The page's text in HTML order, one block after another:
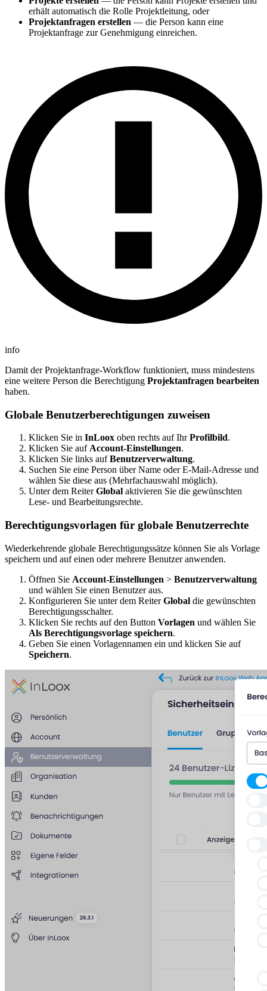
erhält automatisch die Rolle Projektleitung, oder
Projektanfragen erstellen — die Person kann eine
Projektanfrage zur Genehmigung einreichen.
info
Damit der Projektanfrage-Workflow funktioniert, muss mindestens
eine weitere Person die Berechtigung Projektanfragen bearbeiten
haben.
Globale Benutzerberechtigungen zuweisen
Klicken Sie in InLoox oben rechts auf IhrProfilbild.
Klicken Sie auf Account-Einstellungen.
Klicken Sie links aufBenutzerverwaltung.
Suchen Sie eine Person über Name oder E-Mail-Adresse und
wählen Sie diese aus (Mehrfachauswahl möglich).
Unter dem ReiterGlobal aktivieren Sie die gewünschten
Lese- und Bearbeitungsrechte.
Berechtigungsvorlagen für globale Benutzerrechte
Wiederkehrende globale Berechtigungssätze können Sie als Vorlage
speichern und auf einen oder mehrere Benutzer anwenden.
Öffnen Sie Account-Einstellungen > Benutzerverwaltung
und wählen Sie einen Benutzer aus.
Konfigurieren Sie unter dem ReiterGlobal die gewünschten
Berechtigungsschalter.
Klicken Sie rechts auf den Button Vorlagen und wählen Sie
Als Berechtigungsvorlage speichern.
Geben Sie einen Vorlagennamen ein und klicken Sie auf
Speichern.